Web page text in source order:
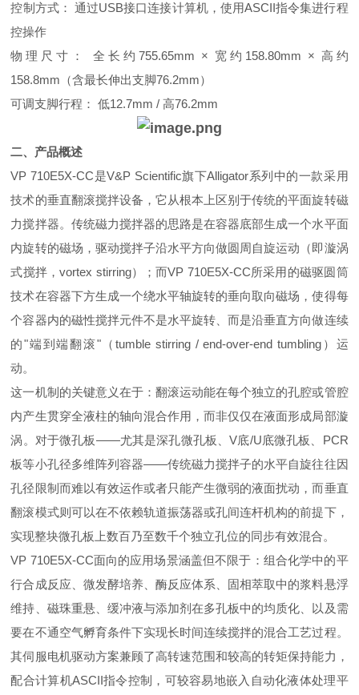
控制方式： 通过USB接口连接计算机，使用ASCII指令集进行程
控操作
物理尺寸： 全长约755.65mm × 宽约158.80mm × 高约
158.8mm（含最长伸出支脚76.2mm）
可调支脚行程： 低12.7mm / 高76.2mm
二、产品概述
VP 710E5X-CC是V&P Scientific旗下Alligator系列中的一款采用
技术的垂直翻滚搅拌设备，它从根本上区别于传统的平面旋转磁
力搅拌器。传统磁力搅拌器的思路是在容器底部生成一个水平面
内旋转的磁场，驱动搅拌子沿水平方向做圆周自旋运动（即漩涡
式搅拌，vortex stirring）；而VP 710E5X-CC所采用的磁驱圆筒
技术在容器下方生成一个绕水平轴旋转的垂向取向磁场，使得每
个容器内的磁性搅拌元件不是水平旋转、而是沿垂直方向做连续
的"端到端翻滚"（tumble stirring / end-over-end tumbling）运
动。
这一机制的关键意义在于：翻滚运动能在每个独立的孔腔或管腔
内产生贯穿全液柱的轴向混合作用，而非仅仅在液面形成局部漩
涡。对于微孔板——尤其是深孔微孔板、V底/U底微孔板、PCR
板等小孔径多维阵列容器——传统磁力搅拌子的水平自旋往往因
孔径限制而难以有效运作或者只能产生微弱的液面扰动，而垂直
翻滚模式则可以在不依赖轨道振荡器或孔间连杆机构的前提下，
实现整块微孔板上数百乃至数千个独立孔位的同步有效混合。
VP 710E5X-CC面向的应用场景涵盖但不限于：组合化学中的平
行合成反应、微发酵培养、酶反应体系、固相萃取中的浆料悬浮
维持、磁珠重悬、缓冲液与添加剂在多孔板中的均质化、以及需
要在不通空气孵育条件下实现长时间连续搅拌的混合工艺过程。
其伺服电机驱动方案兼顾了高转速范围和较高的转矩保持能力，
配合计算机ASCII指令控制，可较容易地嵌入自动化液体处理平